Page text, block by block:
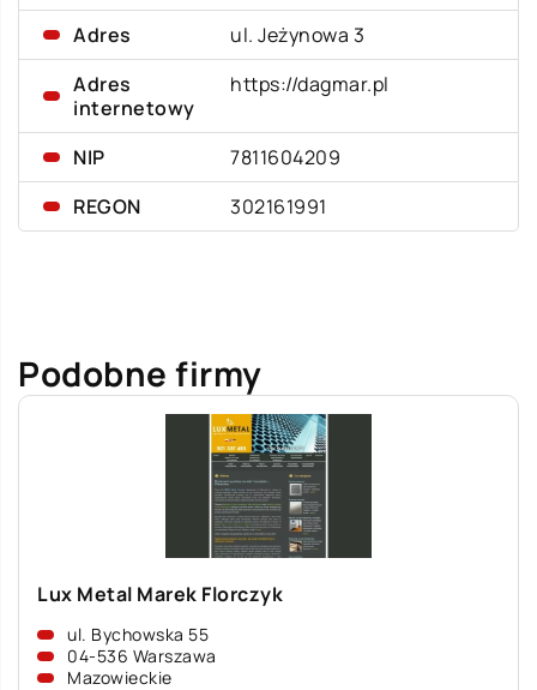
Adres
ul. Jeżynowa 3
Adres
internetowy
https://dagmar.pl
NIP
7811604209
REGON
302161991
Podobne firmy
Lux Metal Marek Florczyk
ul. Bychowska 55
04-536 Warszawa
Mazowieckie